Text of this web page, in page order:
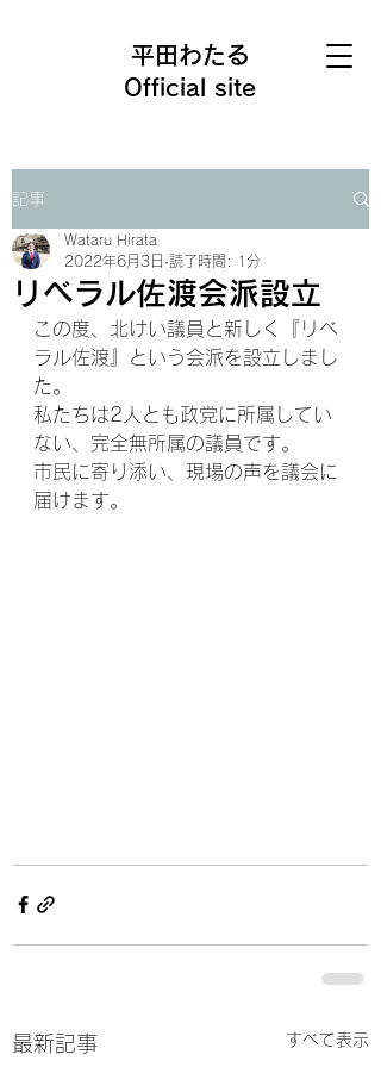
平田わたる
Official site
記事
リベラル佐渡会派設立
Wataru Hirata
2022年6月3日 読了時間: 1分
この度、北けい議員と新しく『リベ
ラル佐渡』という会派を設立しまし
た。
私たちは2人とも政党に所属してい
ない、完全無所属の議員です。
市民に寄り添い、現場の声を議会に
届けます。
最新記事 すべて表示